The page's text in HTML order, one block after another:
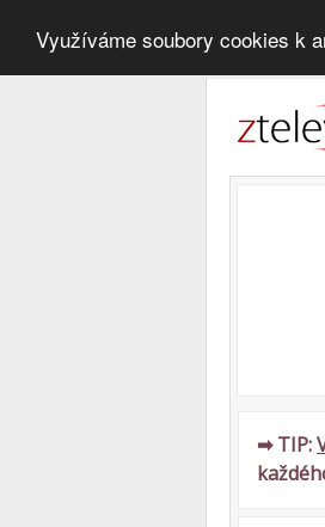
Využíváme soubory cookies k
➡ TIP: